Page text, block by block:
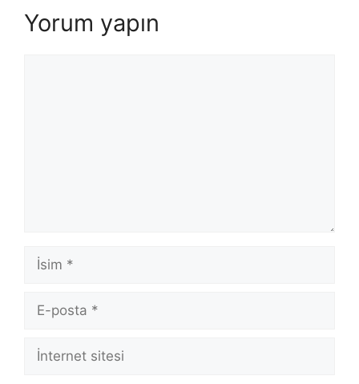
Yorum yapın
İsim
posta
İnternet